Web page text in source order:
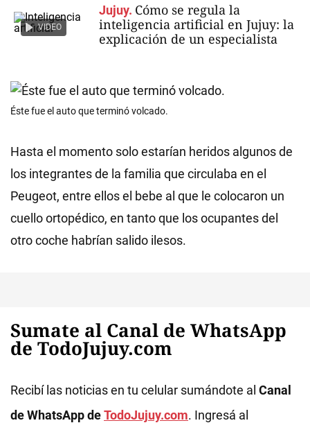
VIDEO
Jujuy. Cómo se regula la
inteligencia artificial en Jujuy: la
explicación de un especialista
Éste fue el auto que terminó volcado.
Hasta el momento solo estarían heridos algunos de
los integrantes de la familia que circulaba en el
Peugeot, entre ellos el bebe al que le colocaron un
cuello ortopédico, en tanto que los ocupantes del
otro coche habrían salido ilesos.
Sumate al Canal de WhatsApp
de TodoJujuy.com
Recibí las noticias en tu celular sumándote al Canal
de WhatsApp deTodoJujuy.com. Ingresá al